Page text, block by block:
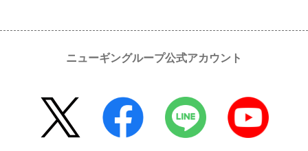
ニューギングループ公式アカウント